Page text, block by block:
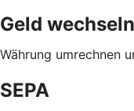
Geld wechseln
Währung umrechnen
SEPA